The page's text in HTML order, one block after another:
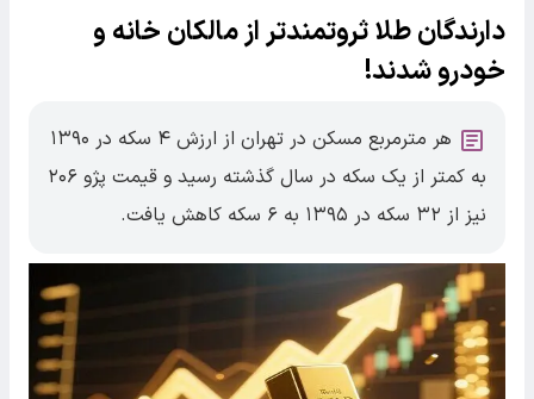
دارندگان طلا ثروتمندتر از مالکان خانه و
خودرو شدند!
هر مترمربع مسکن در تهران از ارزش ۴ سکه در ۱۳۹۰
به کمتر از یک سکه در سال گذشته رسید و قیمت پژو ۲۰۶
نیز از ۳۲ سکه در ۱۳۹۵ به ۶ سکه کاهش یافت.